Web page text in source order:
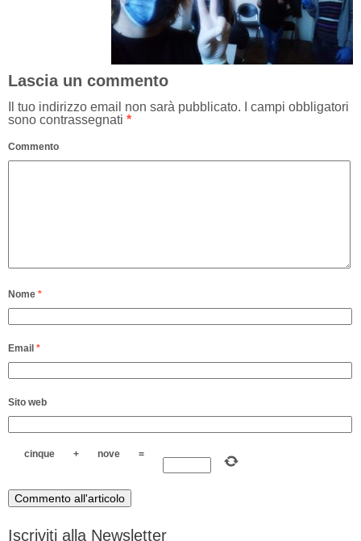
Lascia un commento
Il tuo indirizzo email non sarà pubblicato. I campi obbligatori
sono contrassegnati *
Commento
Nome *
Email *
Sito web
cinque + nove =
Iscriviti alla Newsletter